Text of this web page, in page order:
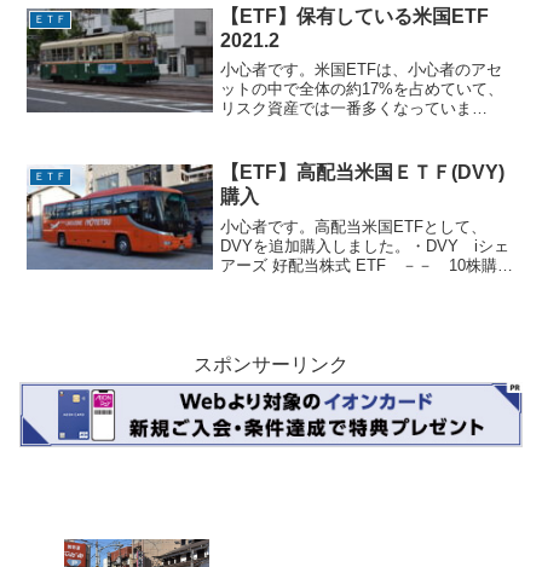
す。・PFF iシェアーズ 優先...
ＥＴＦ
【ETF】保有している米国ETF
2021.2
小心者です。米国ETFは、小心者のアセ
ットの中で全体の約17%を占めていて、
リスク資産では一番多くなっていま
と買ってしまうので、銘柄数は結構な数
になります。マニアです...
ＥＴＦ
【ETF】高配当米国ＥＴＦ(DVY)
購入
小心者です。高配当米国ETFとして、
DVYを追加購入しました。・DVY iシェ
アーズ 好配当株式 ETF －－ 10株購入
スポンサーリンク